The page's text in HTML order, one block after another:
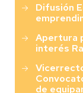
Difusión
Apertura
interés
de